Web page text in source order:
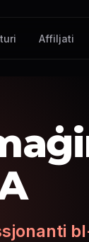
Affiljati